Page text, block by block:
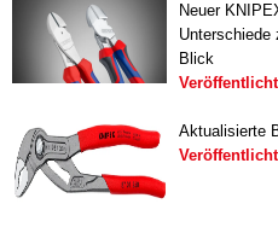
Neuer
Unterschiede
Blick
Aktualisierte